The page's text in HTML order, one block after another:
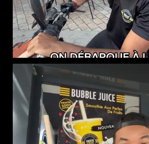
NOUVEAUTÉ CHEZ CHICKEN
...
61 0